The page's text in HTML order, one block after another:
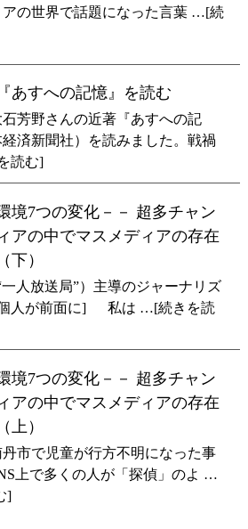
アの世界で話題になった言葉 …[続
あすへの記憶』を読む
芳野さんの近著『あすへの記
済新聞社）を読みました。戦禍
読む]
境7つの変化－－ 超多チャン
アの中でマスメディアの存在
下）
人放送局”）主導のジャーナリズ
個人が前面に] 私は …[続きを読
境7つの変化－－ 超多チャン
アの中でマスメディアの存在
上）
市で児童が行方不明になった事
上で多くの人が「探偵」のよ …
]